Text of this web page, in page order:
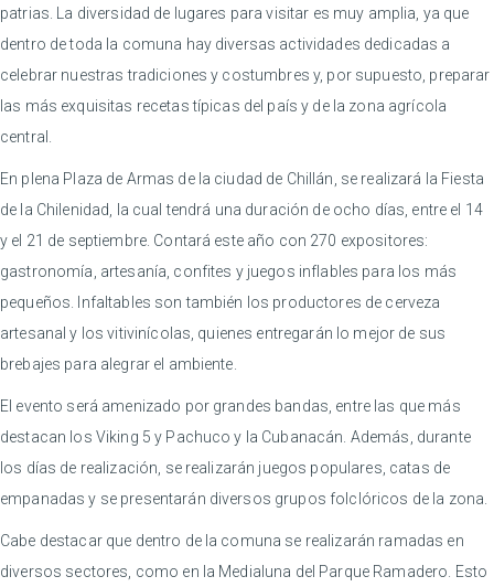
patrias. La diversidad de lugares para visitar es muy amplia, ya que
dentro de toda la comuna hay diversas actividades dedicadas a
celebrar nuestras tradiciones y costumbres y, por supuesto, preparar
las más exquisitas recetas típicas del país y de la zona agrícola
central.
En plena Plaza de Armas de la ciudad de Chillán, se realizará la Fiesta
de la Chilenidad, la cual tendrá una duración de ocho días, entre el 14
y el 21 de septiembre. Contará este año con 270 expositores:
gastronomía, artesanía, confites y juegos inflables para los más
pequeños. Infaltables son también los productores de cerveza
artesanal y los vitivinícolas, quienes entregarán lo mejor de sus
brebajes para alegrar el ambiente.
El evento será amenizado por grandes bandas, entre las que más
destacan los Viking 5 y Pachuco y la Cubanacán. Además, durante
los días de realización, se realizarán juegos populares, catas de
empanadas y se presentarán diversos grupos folclóricos de la zona.
Cabe destacar que dentro de la comuna se realizarán ramadas en
diversos sectores, como en la Medialuna del Parque Ramadero. Esto